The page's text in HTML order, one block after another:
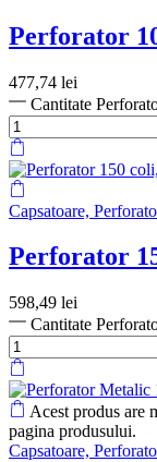
Perforator
477,74 lei
Cantitate
Capsatoare,
Perforator
598,49 lei
Cantitate
Acest produs are
pagina produsului.
Capsatoare,